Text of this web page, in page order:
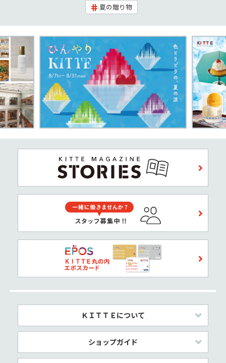
夏の贈り物
ＫＩＴＴＥについて
ショップガイド